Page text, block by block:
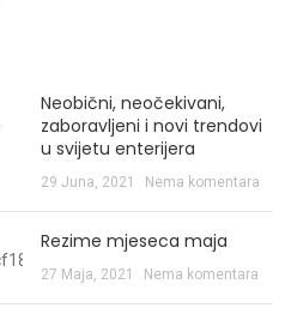
Neobični, neočekivani,
zaboravljeni i novi trendovi
u svijetu enterijera
29 Juna, 2021 Nema komentara
Rezime mjeseca maja
27 Maja, 2021 Nema komentara